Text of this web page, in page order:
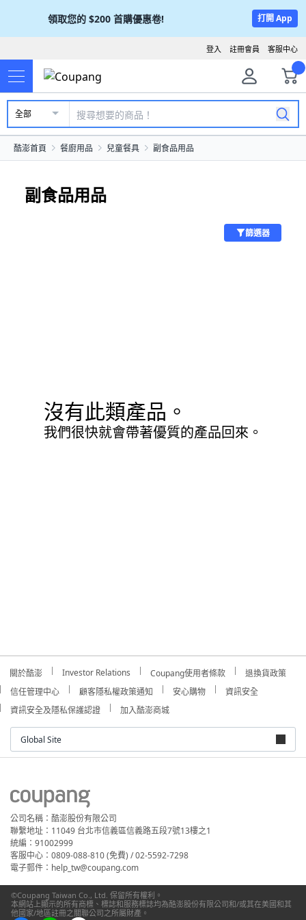
領取您的 $200 首購優惠卷! 打開 App
客服中心
註冊會員
登入
全部
酷澎首頁 餐廚用品 兒童餐具 副食品用品
副食品用品
篩選器
沒有此類產品。
我們很快就會帶著優質的產品回來。
關於酷澎 Investor Relations Coupang使用者條款
退換貨政策
信任管理中心
顧客隱私權政策通知 安心購物
資訊安全
資訊安全及隱私保護認證
加入酷澎商城
Global Site
公司名稱：酷澎股份有限公司
聯繫地址：11049 台北市信義區信義路五段7號13樓之1
統編：91002999
客服中心：0809-088-810 (免費) / 02-5592-7298
電子郵件：help_tw@coupang.com
©Coupang Taiwan Co., Ltd. 保留所有權利。
本網站上顯示的所有商標、標誌和服務標誌均為酷澎股份有限公司和/或其在美國和其
他國家/地區註冊之關聯公司之所屬財產。